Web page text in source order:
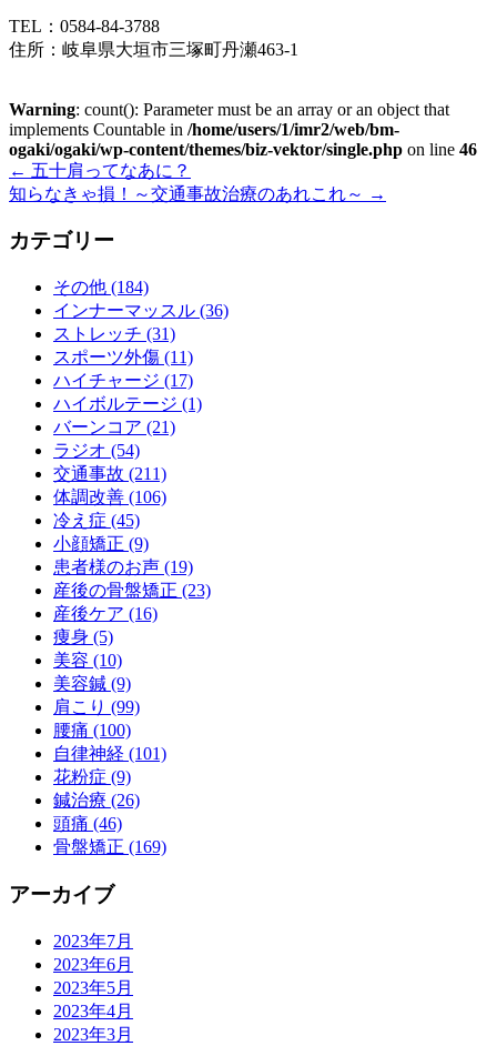
TEL：0584-84-3788
住所：岐阜県大垣市三塚町丹瀬463-1
Warning: count(): Parameter must be an array or an object that
implements Countable in /home/users/1/imr2/web/bm-
ogaki/ogaki/wp-content/themes/biz-vektor/single.php on line 46
← 五十肩ってなあに？
知らなきゃ損！～交通事故治療のあれこれ～ →
カテゴリー
その他 (184)
インナーマッスル (36)
ストレッチ (31)
スポーツ外傷 (11)
ハイチャージ (17)
ハイボルテージ (1)
バーンコア (21)
ラジオ (54)
交通事故 (211)
体調改善 (106)
冷え症 (45)
小顔矯正 (9)
患者様のお声 (19)
産後の骨盤矯正 (23)
産後ケア (16)
痩身 (5)
美容 (10)
美容鍼 (9)
肩こり (99)
腰痛 (100)
自律神経 (101)
花粉症 (9)
鍼治療 (26)
頭痛 (46)
骨盤矯正 (169)
アーカイブ
2023年7月
2023年6月
2023年5月
2023年4月
2023年3月